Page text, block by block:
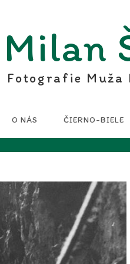
Milan
Fotografie Muža
O NÁS ČIERNO-BIELE